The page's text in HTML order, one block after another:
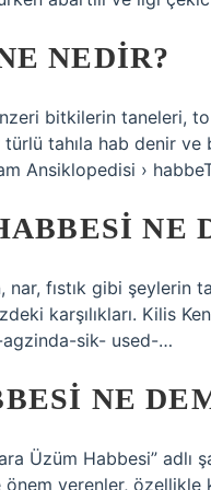
NEDIR?
bitkilerin taneleri,
tahıla hab denir ve
Ansiklopedisi ›
NE
fıstık gibi şeylerin
karşılıkları. Kilis
sik- used-…
NE
Üzüm Habbesi”
önem verenler,